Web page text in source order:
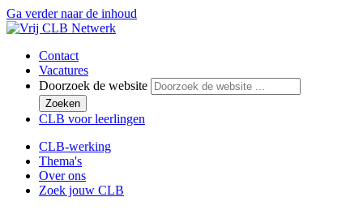
Ga verder naar de inhoud
Contact
Vacatures
Doorzoek de website
Zoeken
CLB voor leerlingen
CLB-werking
Thema's
Over ons
Zoek jouw CLB